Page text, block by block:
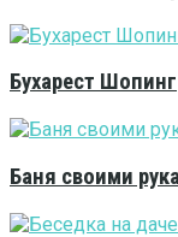
Бухарест Шопинг
Баня своими